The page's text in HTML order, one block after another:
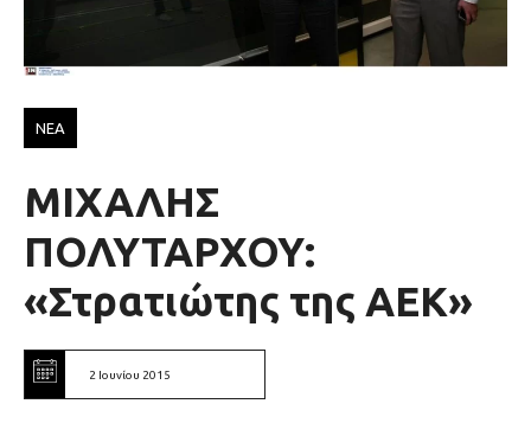
ΝΕΑ
ΜΙΧΑΛΗΣ
ΠΟΛΥΤΑΡΧΟΥ:
«Στρατιώτης της ΑΕΚ»
2 Ιουνίου 2015